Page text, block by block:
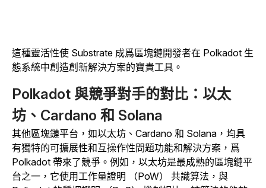
這種靈活性使 Substrate 成爲區塊鏈開發者在 Polkadot 生
態系統中創造創新解決方案的寶貴工具。
Polkadot 與競爭對手的對比：以太
坊、Cardano 和 Solana
其他區塊鏈平台，如以太坊、Cardano 和 Solana，均具
有獨特的可擴展性和互操作性問題功能和解決方案，爲
Polkadot 帶來了競爭。例如，以太坊是最成熟的區塊鏈平
台之一，它使用工作量證明 （PoW） 共識算法，與